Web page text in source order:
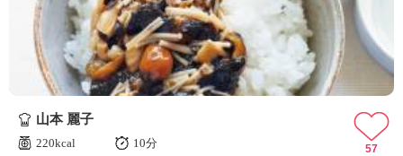
山本 麗子
220kcal
10分
57